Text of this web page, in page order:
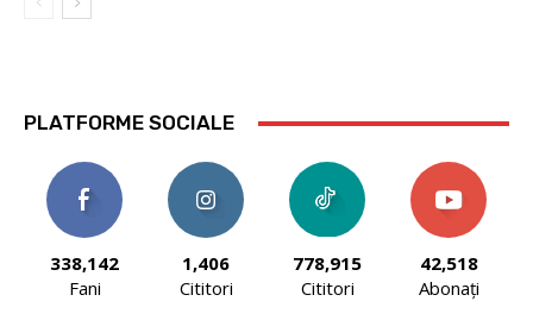
PLATFORME SOCIALE
338,142
Fani
1,406
Cititori
778,915
Cititori
42,518
Abonați